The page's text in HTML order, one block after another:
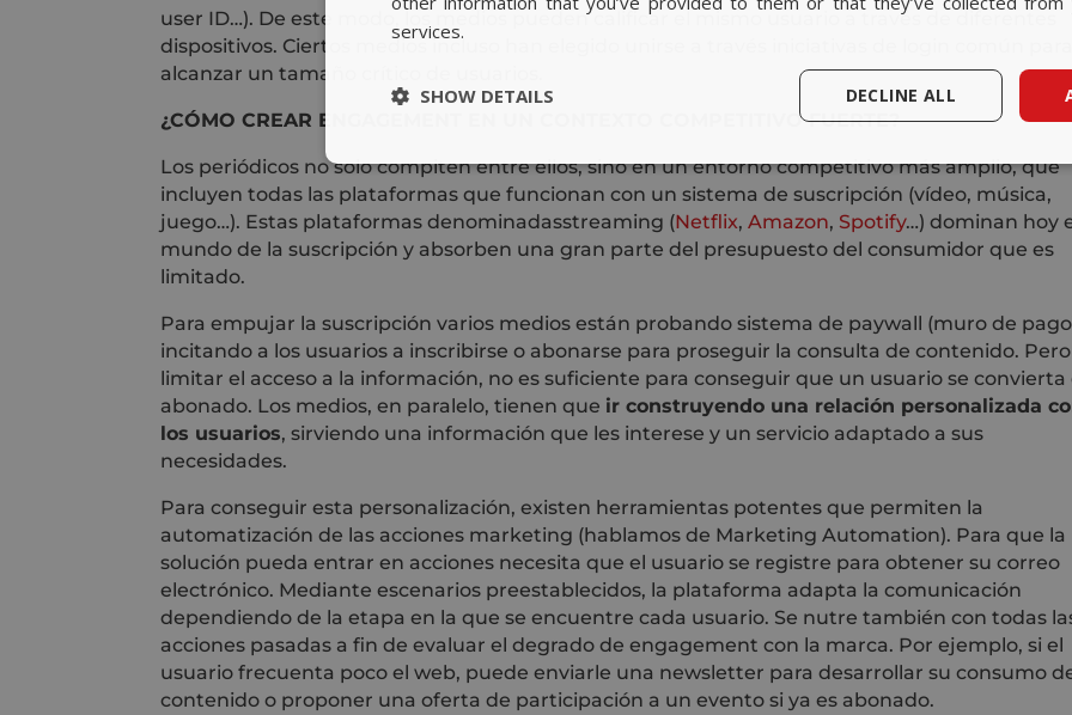
user ID…). De este modo, los medios pueden calificar el mismo usuario a través de diferentes
dispositivos. Ciertos medios incluso han elegido unirse a través iniciativas de login común para
alcanzar un tamaño crítico de usuarios.
¿CÓMO CREAR ENGAGEMENT EN UN CONTEXTO COMPETITIVO FUERTE?
Los periódicos no solo compiten entre ellos, sino en un entorno competitivo más amplio, que
incluyen todas las plataformas que funcionan con un sistema de suscripción (vídeo, música,
juego…). Estas plataformas denominadasstreaming (Netflix,Amazon, Spotify…) dominan hoy
mundo de la suscripción y absorben una gran parte del presupuesto del consumidor que es
limitado.
Para empujar la suscripción varios medios están probando sistema de paywall (muro de
incitando a los usuarios a inscribirse o abonarse para proseguir la consulta de contenido. Pero
limitar el acceso a la información, no es suficiente para conseguir que un usuario se convierta
abonado. Los medios, en paralelo, tienen que ir construyendo una relación personalizada
los usuarios, sirviendo una información que les interese y un servicio adaptado a sus
necesidades.
Para conseguir esta personalización, existen herramientas potentes que permiten la
automatización de las acciones marketing (hablamos de Marketing Automation). Para que la
solución pueda entrar en acciones necesita que el usuario se registre para obtener su correo
electrónico. Mediante escenarios preestablecidos, la plataforma adapta la comunicación
dependiendo de la etapa en la que se encuentre cada usuario. Se nutre también con todas
acciones pasadas a fin de evaluar el degrado de engagement con la marca. Por ejemplo, si el
usuario frecuenta poco el web, puede enviarle una newsletter para desarrollar su consumo
contenido o proponer una oferta de participación a un evento si ya es abonado.
services.
DECLINE ALL
SHOW DETAILS